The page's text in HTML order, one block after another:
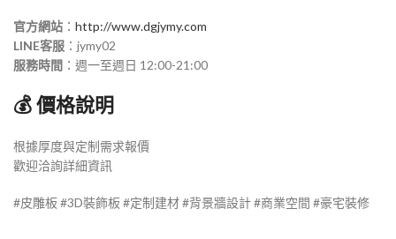
官方網站 ： http://www.dgjymy.com
LINE客服 ：jymy02
服務時間 ：週一至週日 12:00-21:00
💰 價格說明
根據厚度與定制需求報價
歡迎洽詢詳細資訊
#皮雕板 #3D裝飾板 #定制建材 #背景牆設計 #商業空間 #豪宅裝修